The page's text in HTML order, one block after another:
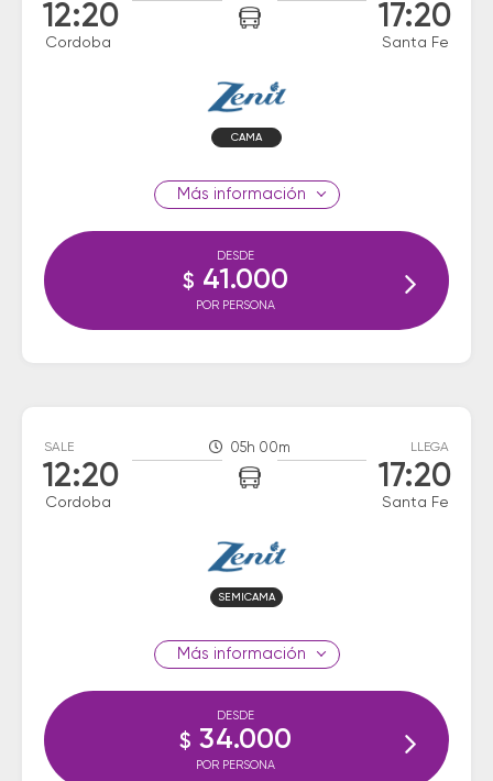
12:20
Cordoba
17:20
Santa Fe
CAMA
información
DESDE
$ 41.000
POR PERSONA
SALE
12:20
Cordoba
05h 00m LLEGA
17:20
Santa Fe
SEMICAMA
información
DESDE
$ 34.000
POR PERSONA